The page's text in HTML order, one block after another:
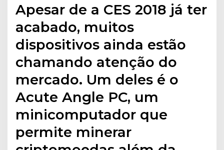
Apesar de a CES 2018 já ter
acabado, muitos
dispositivos ainda estão
chamando atenção do
mercado. Um deles é o
Acute Angle PC, um
minicomputador que
permite minerar